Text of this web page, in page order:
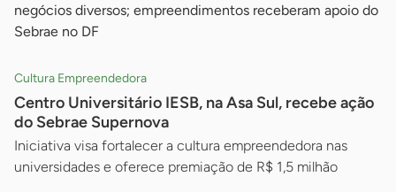
negócios diversos; empreendimentos receberam apoio do
Sebrae no DF
Cultura Empreendedora
Centro Universitário IESB, na Asa Sul, recebe ação
do Sebrae Supernova
Iniciativa visa fortalecer a cultura empreendedora nas
universidades e oferece premiação de R$ 1,5 milhão